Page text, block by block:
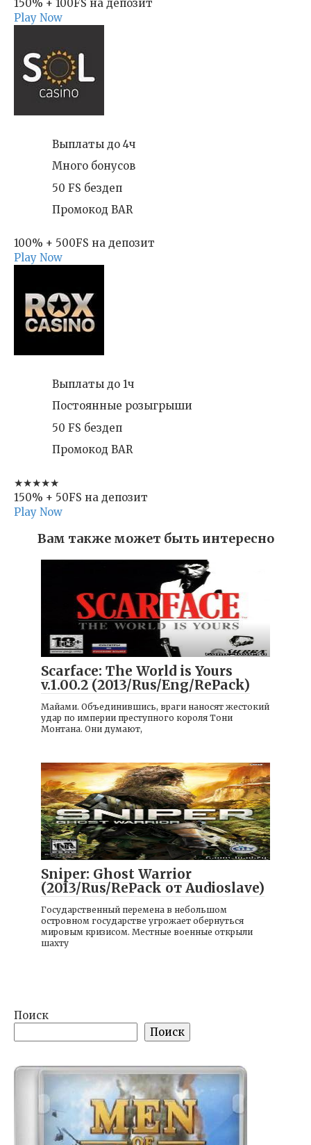
150% + 100FS на депозит
Play Now
Выплаты до 4ч
Много бонусов
50 FS бездеп
Промокод BAR
100% + 500FS на депозит
Play Now
Выплаты до 1ч
Постоянные розыгрыши
50 FS бездеп
Промокод BAR
★★★★★
150% + 50FS на депозит
Play Now
Вам также может быть интересно
Игры
Scarface: The World is Yours
v.1.00.2 (2013/Rus/Eng/RePack)
Майами. Объединившись, враги наносят жестокий
удар по империи преступного короля Тони
Монтана. Они думают,
Игры
Sniper: Ghost Warrior
(2013/Rus/RePack от Audioslave)
Государственный перемена в небольшом
островном государстве угрожает обернуться
мировым кризисом. Местные военные открыли
шахту
Поиск
Поиск